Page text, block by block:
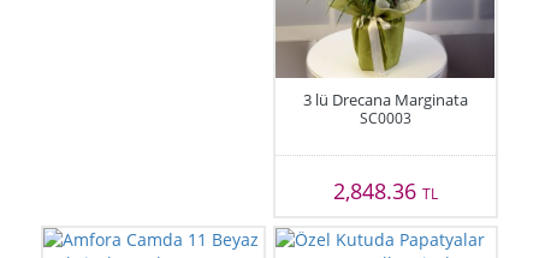
3 lü Drecana Marginata
SC0003
2,848.36 TL